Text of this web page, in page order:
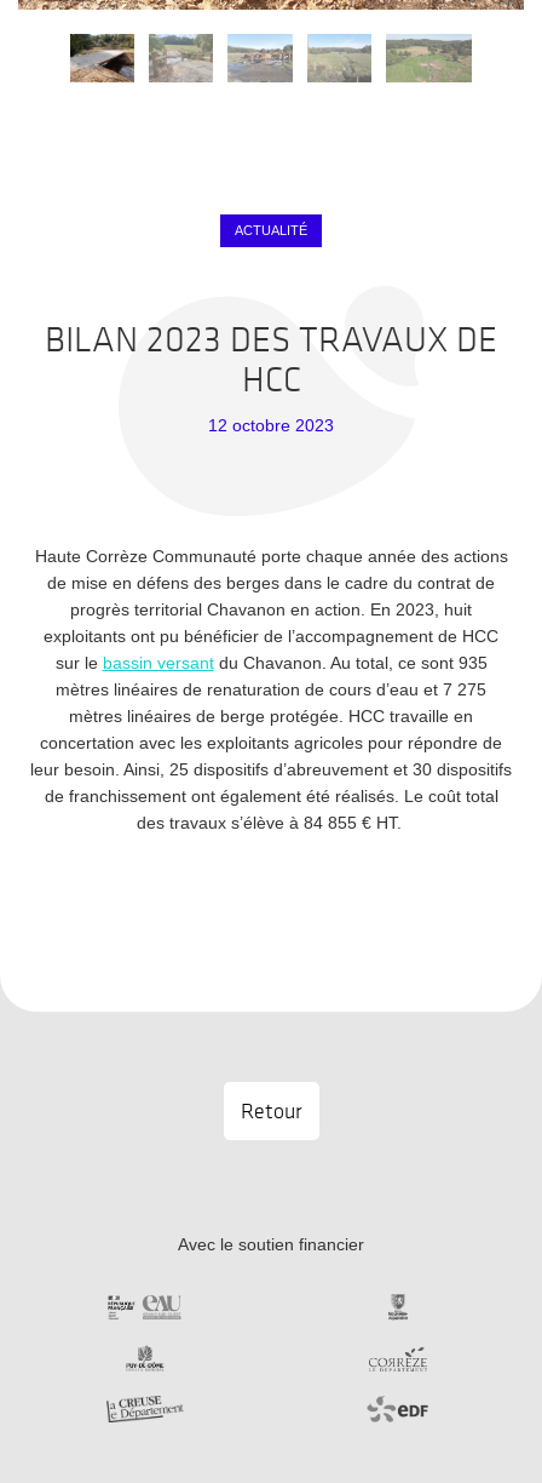
ACTUALITÉ
BILAN 2023 DES TRAVAUX DE
HCC
12 octobre 2023
Haute Corrèze Communauté porte chaque année des actions
de mise en défens des berges dans le cadre du contrat de
progrès territorial Chavanon en action. En 2023, huit
exploitants ont pu bénéficier de l’accompagnement de HCC
sur le bassin versant du Chavanon. Au total, ce sont 935
mètres linéaires de renaturation de cours d’eau et 7 275
mètres linéaires de berge protégée. HCC travaille en
concertation avec les exploitants agricoles pour répondre de
leur besoin. Ainsi, 25 dispositifs d’abreuvement et 30 dispositifs
de franchissement ont également été réalisés. Le coût total
des travaux s’élève à 84 855 € HT.
Retour
Avec le soutien financier